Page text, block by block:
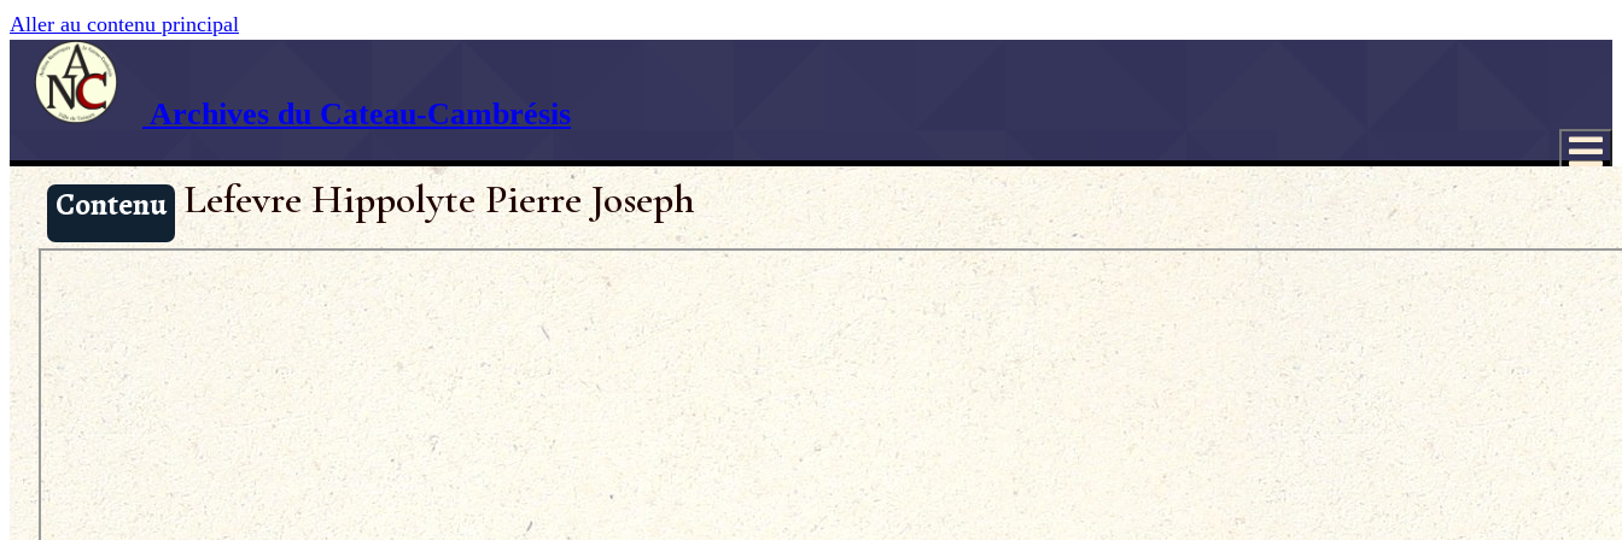
Aller au contenu principal
Archives du Cateau-Cambrésis
Contenu Lefevre Hippolyte Pierre Joseph